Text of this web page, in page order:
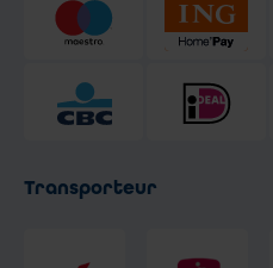
Transporteur